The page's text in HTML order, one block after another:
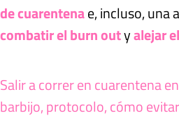
de cuarentenae, incluso, una
combatir el burn outyalejar
Salir a correr en cuarentena
barbijo, protocolo, cómo